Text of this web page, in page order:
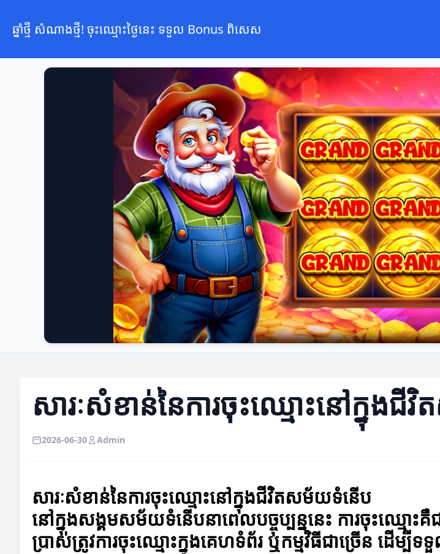
ឆ្នាំថ្មី សំណាងថ្មី! ចុះឈ្មោះថ្ងៃនេះ ទទួល Bonus ពិសេស
សារៈសំខាន់នៃការចុះឈ្មោះនៅក្នុង
2026-06-30 Admin
សារៈសំខាន់នៃការចុះឈ្មោះនៅក្នុងជីវិតសម័យទំនើប
នៅក្នុងសង្គមសម័យទំនើបនាពេលបច្ចុប្បន្ននេះ ការចុះឈ្មោ
ប្រាស់ត្រូវការចុះឈ្មោះក្នុងគេហទំព័រ ឬកម្មវិធីជាច្រើន ដើម្បីទ